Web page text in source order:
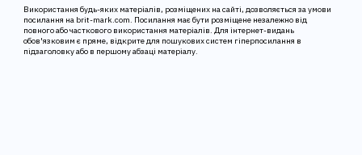
Використання будь-яких матеріалів, розміщених на сайті, дозволяється за умови
посилання на brit-mark.com. Посилання має бути розміщене незалежно від
повного або часткового використання матеріалів. Для інтернет-видань
обов'язковим є пряме, відкрите для пошукових систем гіперпосилання в
підзаголовку або в першому абзаці матеріалу.